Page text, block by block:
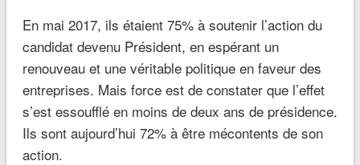
En mai 2017, ils étaient 75% à soutenir l’action du
candidat devenu Président, en espérant un
renouveau et une véritable politique en faveur des
entreprises. Mais force est de constater que l’effet
s’est essoufflé en moins de deux ans de présidence.
Ils sont aujourd’hui 72% à être mécontents de son
action.